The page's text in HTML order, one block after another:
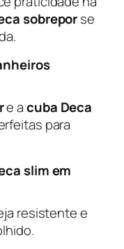
sobreporse
e acuba Deca
para
slim em
resistente e